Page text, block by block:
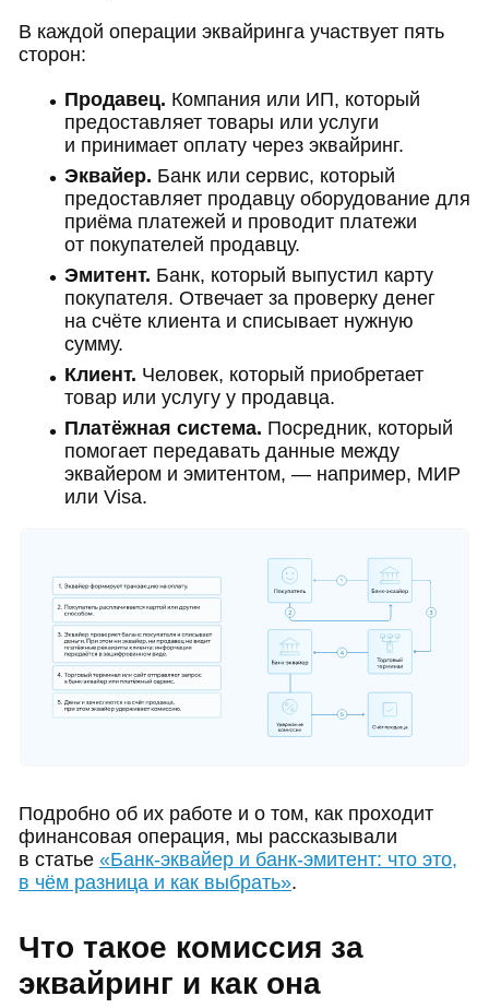
В каждой операции эквайринга участвует пять
сторон:
Продавец. Компания или ИП, который
предоставляет товары или услуги
и принимает оплату через эквайринг.
Эквайер. Банк или сервис, который
предоставляет продавцу оборудование для
приёма платежей и проводит платежи
от покупателей продавцу.
Эмитент. Банк, который выпустил карту
покупателя. Отвечает за проверку денег
на счёте клиента и списывает нужную
сумму.
Клиент. Человек, который приобретает
товар или услугу у продавца.
Платёжная система. Посредник, который
помогает передавать данные между
эквайером и эмитентом, — например, МИР
или Visa.
Подробно об их работе и о том, как проходит
финансовая операция, мы рассказывали
в статье «Банк-эквайер и банк-эмитент: что это,
в чём разница и как выбрать».
Что такое комиссия за
эквайринг и как она